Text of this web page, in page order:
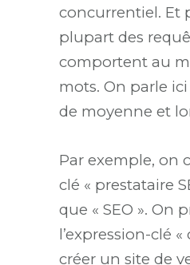
concurrentiel. Et
plupart des
comportent au
mots. On parle
de moyenne et
Par exemple, on
clé « prestataire
que « SEO ». On
l’expression-clé
créer un site de